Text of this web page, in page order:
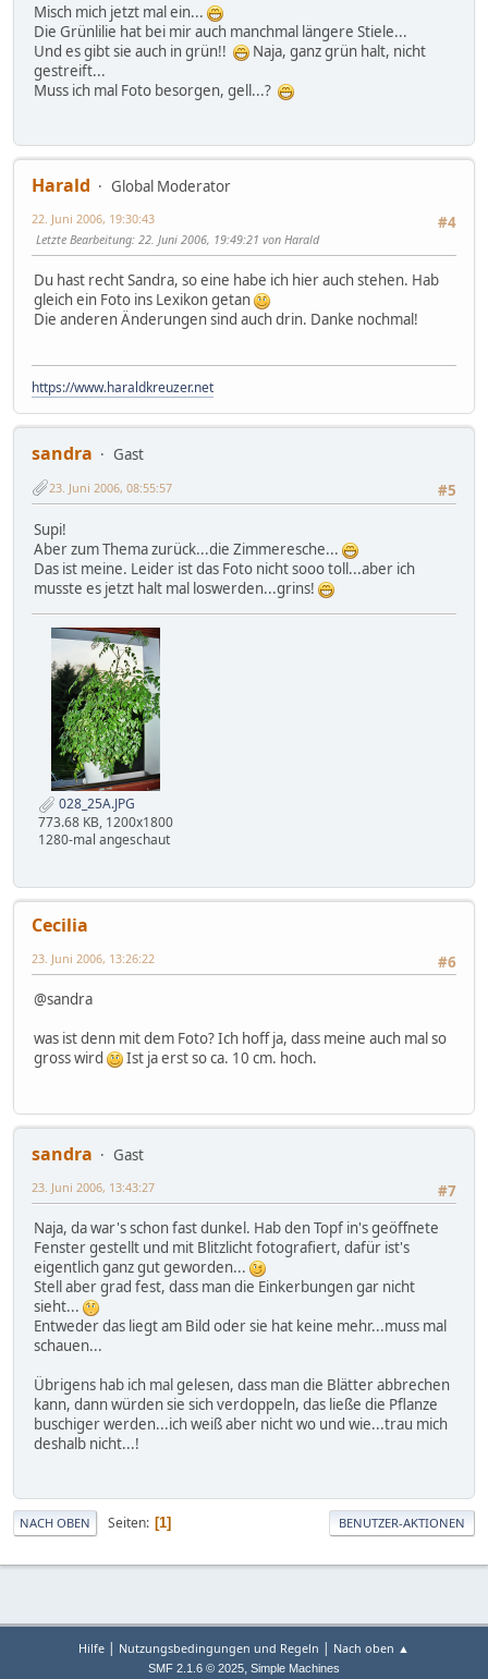
Misch mich jetzt mal ein...
Die Grünlilie hat bei mir auch manchmal längere Stiele...
Und es gibt sie auch in grün!!
Naja, ganz grün halt, nicht
gestreift...
Muss ich mal Foto besorgen, gell...?
Harald
Global Moderator
#4
22. Juni 2006, 19:30:43
Letzte Bearbeitung: 22. Juni 2006, 19:49:21 von Harald
Du hast recht Sandra, so eine habe ich hier auch stehen. Hab
gleich ein Foto ins Lexikon getan
Die anderen Änderungen sind auch drin. Danke nochmal!
https://www.haraldkreuzer.net
sandra
Gast
#5
23. Juni 2006, 08:55:57
Supi!
Aber zum Thema zurück...die Zimmeresche...
Das ist meine. Leider ist das Foto nicht sooo toll...aber ich
musste es jetzt halt mal loswerden...grins!
028_25A.JPG
773.68 KB, 1200x1800
1280-mal angeschaut
Cecilia
#6
23. Juni 2006, 13:26:22
@sandra
was ist denn mit dem Foto? Ich hoff ja, dass meine auch mal so
gross wird
Ist ja erst so ca. 10 cm. hoch.
sandra
Gast
#7
23. Juni 2006, 13:43:27
Naja, da war's schon fast dunkel. Hab den Topf in's geöffnete
Fenster gestellt und mit Blitzlicht fotografiert, dafür ist's
eigentlich ganz gut geworden...
Stell aber grad fest, dass man die Einkerbungen gar nicht
sieht...
Entweder das liegt am Bild oder sie hat keine mehr...muss mal
schauen...
Übrigens hab ich mal gelesen, dass man die Blätter abbrechen
kann, dann würden sie sich verdoppeln, das ließe die Pflanze
buschiger werden...ich weiß aber nicht wo und wie...trau mich
deshalb nicht...!
NACH OBEN Seiten 1 BENUTZER-AKTIONEN
Hilfe Nutzungsbedingungen und Regeln Nach oben ▲
SMF 2.1.6 © 2025, Simple Machines